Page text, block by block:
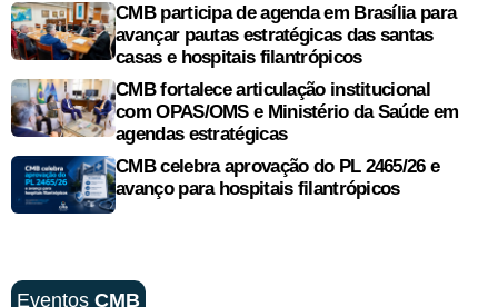
CMB participa de agenda em Brasília para
avançar pautas estratégicas das santas
casas e hospitais filantrópicos
CMB fortalece articulação institucional
com OPAS/OMS e Ministério da Saúde em
agendas estratégicas
CMB celebra aprovação do PL 2465/26 e
avanço para hospitais filantrópicos
Eventos CMB